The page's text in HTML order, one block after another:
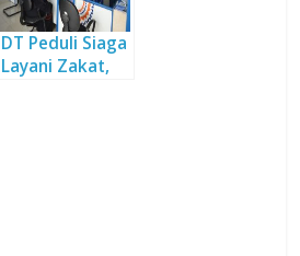
DT Peduli Siaga
Layani Zakat,